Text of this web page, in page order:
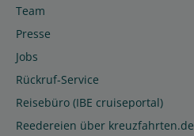
Team
Presse
Jobs
Rückruf-Service
Reisebüro (IBE cruiseportal)
Reedereien über kreuzfahrten.de